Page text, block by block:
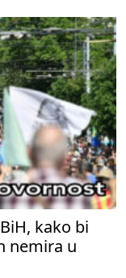
kako bi
nemira u